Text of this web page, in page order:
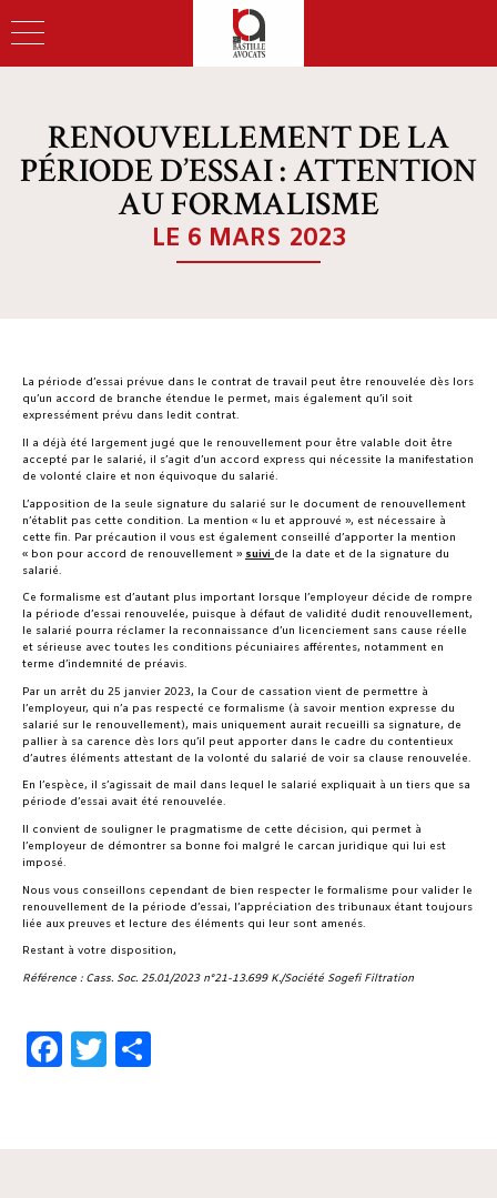
RENOUVELLEMENT DE LA
PÉRIODE D’ESSAI : ATTENTION
AU FORMALISME
LE 6 MARS 2023
La période d’essai prévue dans le contrat de travail peut être renouvelée dès lors
qu’un accord de branche étendue le permet, mais également qu’il soit
expressément prévu dans ledit contrat.
Il a déjà été largement jugé que le renouvellement pour être valable doit être
accepté par le salarié, il s’agit d’un accord express qui nécessite la manifestation
de volonté claire et non équivoque du salarié.
L’apposition de la seule signature du salarié sur le document de renouvellement
n’établit pas cette condition. La mention « lu et approuvé », est nécessaire à
cette fin. Par précaution il vous est également conseillé d’apporter la mention
« bon pour accord de renouvellement » suivi de la date et de la signature du
salarié.
Ce formalisme est d’autant plus important lorsque l’employeur décide de rompre
la période d’essai renouvelée, puisque à défaut de validité dudit renouvellement,
le salarié pourra réclamer la reconnaissance d’un licenciement sans cause réelle
et sérieuse avec toutes les conditions pécuniaires afférentes, notamment en
terme d’indemnité de préavis.
Par un arrêt du 25 janvier 2023, la Cour de cassation vient de permettre à
l’employeur, qui n’a pas respecté ce formalisme (à savoir mention expresse du
salarié sur le renouvellement), mais uniquement aurait recueilli sa signature, de
pallier à sa carence dès lors qu’il peut apporter dans le cadre du contentieux
d’autres éléments attestant de la volonté du salarié de voir sa clause renouvelée.
En l’espèce, il s’agissait de mail dans lequel le salarié expliquait à un tiers que sa
période d’essai avait été renouvelée.
Il convient de souligner le pragmatisme de cette décision, qui permet à
l’employeur de démontrer sa bonne foi malgré le carcan juridique qui lui est
imposé.
Nous vous conseillons cependant de bien respecter le formalisme pour valider le
renouvellement de la période d’essai, l’appréciation des tribunaux étant toujours
liée aux preuves et lecture des éléments qui leur sont amenés.
Restant à votre disposition,
Référence : Cass. Soc. 25.01/2023 n°21-13.699 K./Société Sogefi Filtration
Facebook
Twitter